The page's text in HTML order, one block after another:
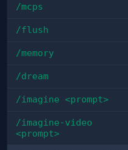
/mcps
/flush
/memory
/dream
/imagine <prompt>
/imagine-video
<prompt>